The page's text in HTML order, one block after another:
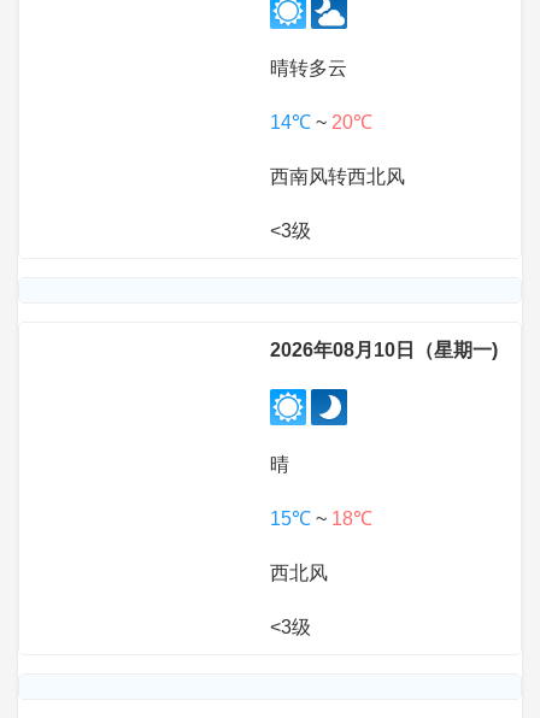
晴转多云
14℃ ~ 20℃
西南风转西北风
<3级
2026年08月10日（星期一)
晴
15℃ ~ 18℃
西北风
<3级